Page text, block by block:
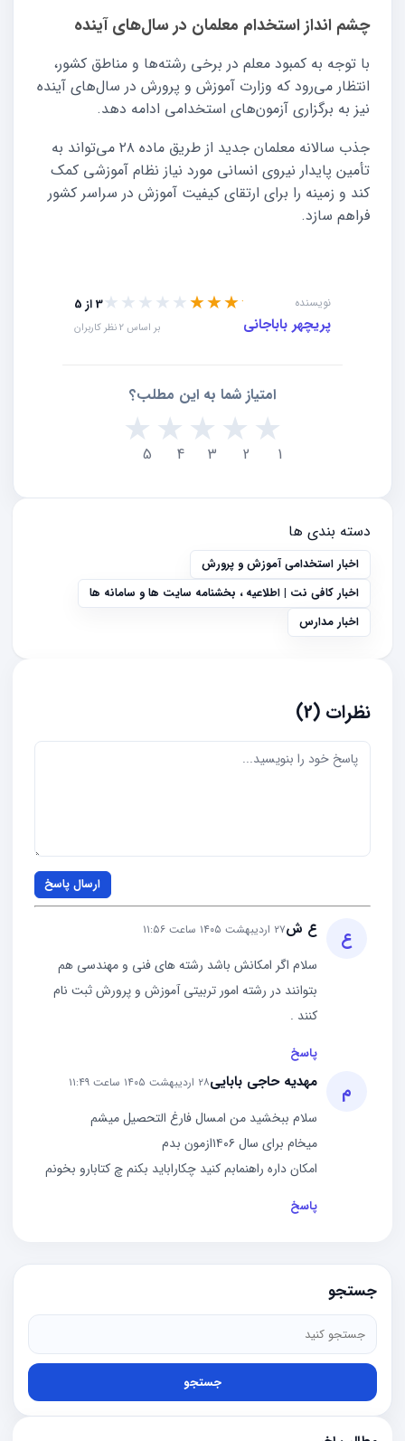
چشم‌ انداز استخدام معلمان در سال‌های آینده
با توجه به کمبود معلم در برخی رشته‌ها و مناطق کشور،
انتظار می‌رود که وزارت آموزش و پرورش در سال‌های آینده
نیز به برگزاری آزمون‌های استخدامی ادامه دهد.
جذب سالانه معلمان جدید از طریق ماده ۲۸ می‌تواند به
تأمین پایدار نیروی انسانی مورد نیاز نظام آموزشی کمک
کند و زمینه را برای ارتقای کیفیت آموزش در سراسر کشور
فراهم سازد.
نویسنده
پریچهر باباجانی
★★★★★★★★★★ 3 از 5
بر اساس 2 نظر کاربران
امتیاز شما به این مطلب؟
★1
★2
★
3
★4
★
5
دسته بندی ها
اخبار استخدامی آموزش و پرورش
اخبار کافی نت | اطلاعیه ، بخشنامه سایت ها و سامانه ها
اخبار مدارس
نظرات (2)
ارسال پاسخ
ع ع ش۲۷ اردیبهشت ۱۴۰۵ ساعت ۱۱:۵۶
سلام اگر امکانش باشد رشته های فنی و مهندسی هم
بتوانند در رشته امور تربیتی آموزش و پرورش ثبت نام
کنند .
پاسخ
م مهدیه حاجی بابایی۲۸ اردیبهشت ۱۴۰۵ ساعت ۱۱:۴۹
سلام ببخشید من امسال فارغ التحصیل میشم
میخام برای سال ۱۴۰۶ازمون بدم
امکان داره راهنمابم کنید چکاراباید بکنم چ کتابارو بخونم
پاسخ
جستجو
جستجو